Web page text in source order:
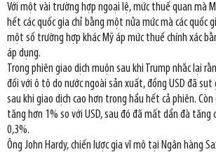
Với một vài trường hợp ngoại lệ, mức thuế quan mà
hết các quốc gia chỉ bằng một nửa mức mà các quốc
một số trường hợp khác Mỹ áp mức thuế chính xác
áp dụng.
Trong phiên giao dịch muộn sau khi Trump nhắc lại
đối với ô tô do nước ngoài sản xuất, đồng USD đã sụt
sau khi giao dịch cao hơn trong hầu hết cả phiên.
tăng hơn 1% so với USD, sau đó đã mất dần đà tăng
0,3%.
Ông John Hardy, chiến lược gia vĩ mô tại Ngân hàng